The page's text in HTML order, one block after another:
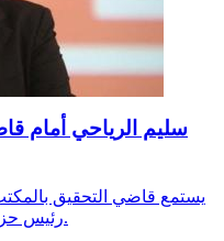
سليم الرياحي أمام
يستمع قاضي التحقيق بالمكتب
رئيس حزب الإتحاد الوطني الحر سليم الرياحي.